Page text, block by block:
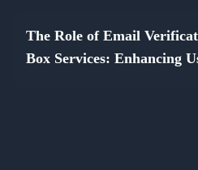
The Role of Email
Box Services: Enhancing